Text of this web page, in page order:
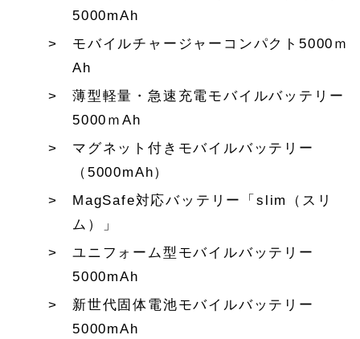
5000mAh
モバイルチャージャーコンパクト5000ｍ
Ah
薄型軽量・急速充電モバイルバッテリー
5000ｍAh
マグネット付きモバイルバッテリー
（5000mAh）
MagSafe対応バッテリー「slim（スリ
ム）」
ユニフォーム型モバイルバッテリー
5000mAh
新世代固体電池モバイルバッテリー
5000mAh